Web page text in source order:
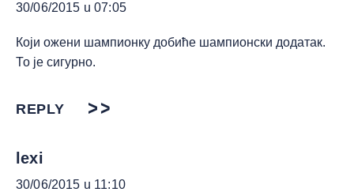
30/06/2015 u 07:05
Који ожени шампионку добиће шампионски додатак.
То је сигурно.
REPLY
lexi
30/06/2015 u 11:10